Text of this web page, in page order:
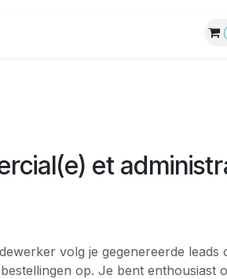
et
volg je gegenereerde leads
op. Je bent enthousiast